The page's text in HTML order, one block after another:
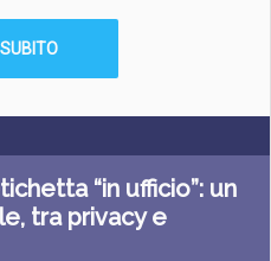
SUBITO
“in ufficio”: un
tra privacy e